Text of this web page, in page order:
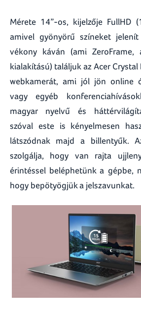
Mérete 14”-os, kijelzője FullHD
amivel gyönyörű színeket
vékony káván (ami ZeroFrame,
kialakítású) találjuk az Acer Crystal
webkamerát, ami jól jön online
vagy egyéb
magyar nyelvű és
szóval este is kényelmesen
látszódnak majd a billentyűk.
szolgálja, hogy van rajta
érintéssel beléphetünk a gépbe,
hogy bepötyögjük a jelszavunkat.